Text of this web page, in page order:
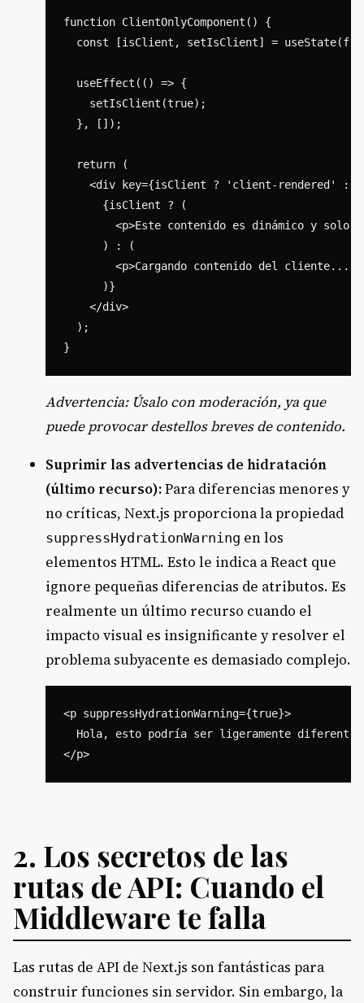
function ClientOnlyComponent() {
const [isClient, setIsClient] =
  useEffect(() => {
    setIsClient(true);
  }, []);
  return (
<div key={isClient ? 'client-rendered' :
      {isClient ? (
<p>Este contenido es dinámico y solo
      ) : (
<p>Cargando contenido del
      )}
    </div>
  );
Advertencia: Úsalo con moderación, ya que
puede provocar destellos breves de contenido.
Suprimir las advertencias de hidratación
(último recurso):Para diferencias menores y
no críticas, Next.js proporciona la propiedad
suppressHydrationWarning en los
elementos HTML. Esto le indica a React que
ignore pequeñas diferencias de atributos. Es
realmente un último recurso cuando el
impacto visual es insignificante y resolver el
problema subyacente es demasiado complejo.
<p suppressHydrationWarning={true}>
Hola, esto podría ser ligeramente diferente
2. Los secretos de las
rutas de API: Cuando el
Middleware te falla
Las rutas de API de Next.js son fantásticas para
construir funciones sin servidor. Sin embargo, la